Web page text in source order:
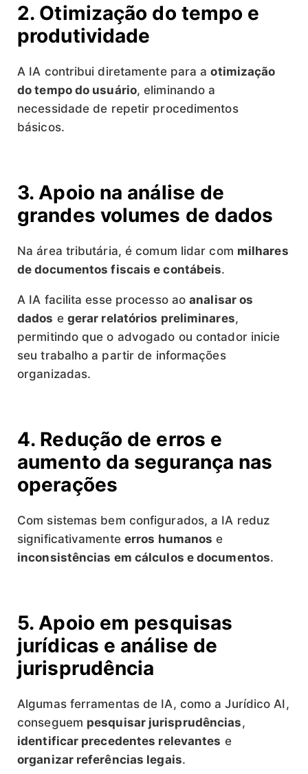
2. Otimização do tempo e
produtividade
A IA contribui diretamente para aotimização
do tempo do usuário, eliminando a
necessidade de repetir procedimentos
básicos.
3. Apoio na análise de
grandes volumes de dados
Na área tributária, é comum lidar com milhares
de documentos fiscais e contábeis.
A IA facilita esse processo aoanalisar os
dados e gerar relatórios preliminares,
permitindo que o advogado ou contador inicie
seu trabalho a partir de informações
organizadas.
4. Redução de erros e
aumento da segurança nas
operações
Com sistemas bem configurados, a IA reduz
significativamente erros humanos e
inconsistências em cálculos e documentos.
5. Apoio em pesquisas
jurídicas e análise de
jurisprudência
Algumas ferramentas de IA, como a Jurídico AI,
conseguem pesquisar jurisprudências,
identificar precedentes relevantes e
organizar referências legais.